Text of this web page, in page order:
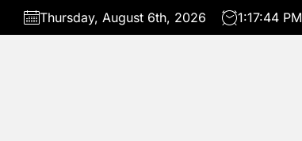
Skip
Thursday, August 6th, 2026 1:17:45 PM